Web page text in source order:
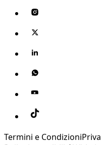
Termini e Condizioni